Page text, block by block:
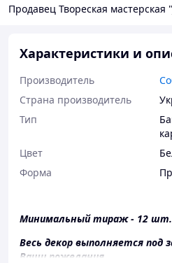
Продавец Твореская мастерская
Характеристики и
Производитель
Страна производитель
Тип
Цвет
Форма
Минимальный тираж - 12 шт.
Весь декор выполняется под
Ваши пожелания.